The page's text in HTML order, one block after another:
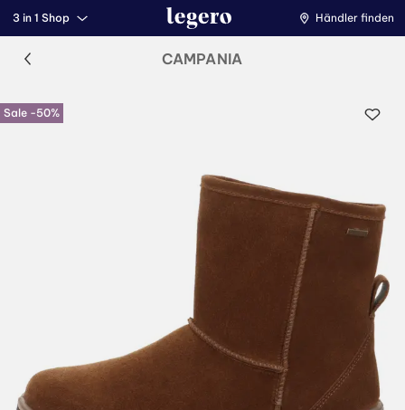
3 in 1 Shop Händler finden
CAMPANIA
Sale -50%